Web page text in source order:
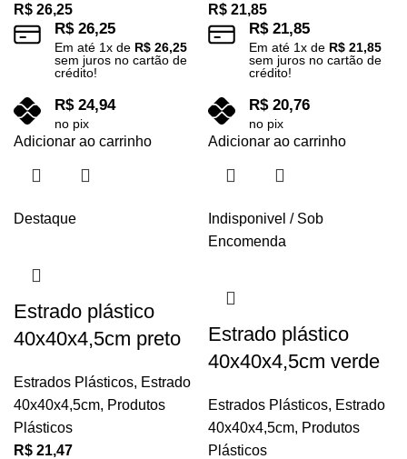
R$ 26,25
R$26,25
Em até 1x de R$ 26,25
sem juros no cartão de
crédito!
R$24,94
no pix
Adicionar ao carrinho
R$ 21,85
R$21,85
Em até 1x de R$ 21,85
sem juros no cartão de
crédito!
R$20,76
no pix
Adicionar ao carrinho
Destaque
Estrado plástico
40x40x4,5cm preto
Estrados Plásticos, Estrado
40x40x4,5cm, Produtos
Plásticos
R$ 21,47
Indisponivel / Sob
Encomenda
Estrado plástico
40x40x4,5cm verde
Estrados Plásticos, Estrado
40x40x4,5cm, Produtos
Plásticos